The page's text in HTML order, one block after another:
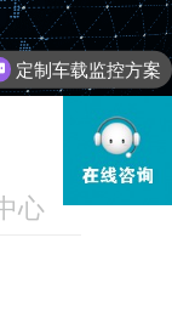
心
定制车载监控方案
行业案例介绍